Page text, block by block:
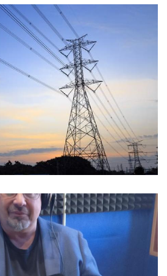
Per Les
Provocades Per La
Apagada Del
Elèctric
Altres
A Baltasar Santos,
I Conseller